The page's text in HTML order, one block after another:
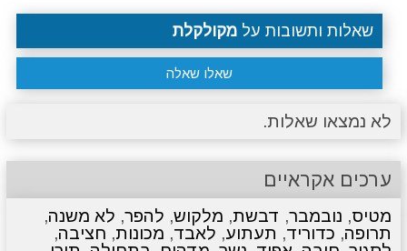
שאלות ותשובות על מקולקלת
שאלו שאלה
לא נמצאו שאלות.
ערכים אקראיים
מטיס, נובמבר, דבשת, מלקוש, להפר, לא משנה,
תרופה, כדוריד, תעתוע, לאבד, מכונות, חציבה,